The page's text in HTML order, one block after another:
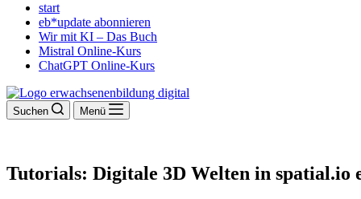
start
eb*update abonnieren
Wir mit KI – Das Buch
Mistral Online-Kurs
ChatGPT Online-Kurs
Suchen Menü
Tutorials: Digitale 3D Welten in spatial.io